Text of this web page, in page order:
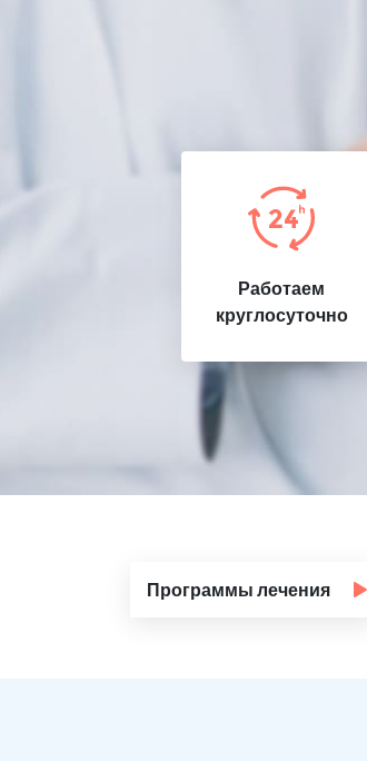
Работаем
круглосуточно
Программы лечения